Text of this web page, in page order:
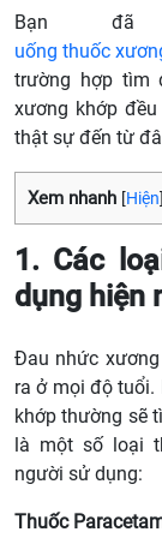
Bạn
uống thuốc
trường hợp tìm
xương khớp
thật sự đến từ
Xem nhanh [Hiện]
1. Các
dụng hiện
Đau nhức
ra ở mọi độ tuổi.
khớp thường sẽ
là một số loại
người sử dụng:
Thuốc